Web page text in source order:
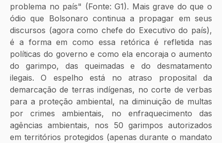
problema no país" (Fonte: G1). Mais grave do que o
ódio que Bolsonaro continua a propagar em seus
discursos (agora como chefe do Executivo do país),
é a forma em como essa retórica é refletida nas
políticas do governo e como ela encoraja o aumento
do garimpo, das queimadas e do desmatamento
ilegais. O espelho está no atraso proposital da
demarcação de terras indígenas, no corte de verbas
para a proteção ambiental, na diminuição de multas
por crimes ambientais, no enfraquecimento das
agências ambientais, nos 50 garimpos autorizados
em territórios protegidos (apenas durante o mandato